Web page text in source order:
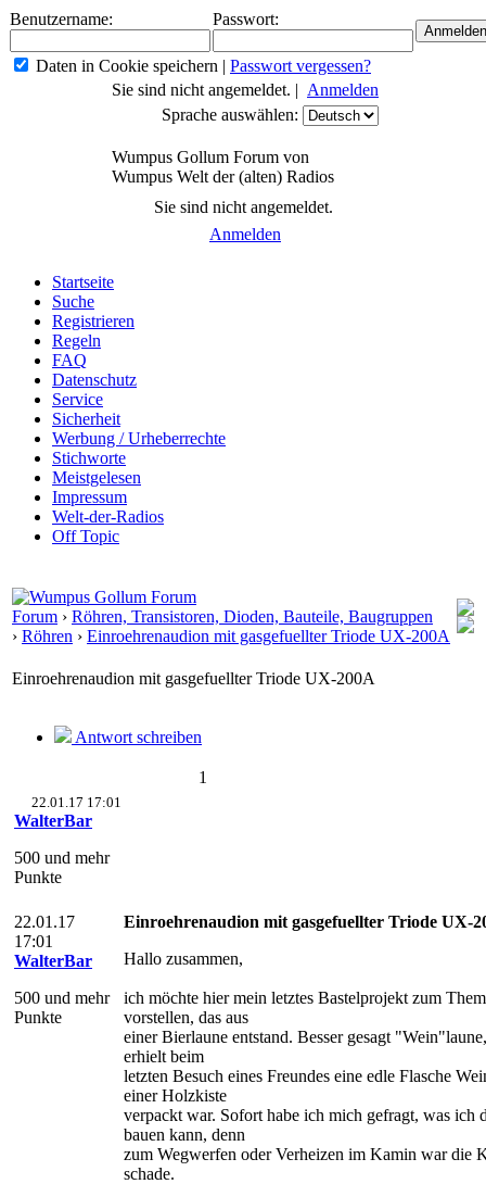
Benutzername: Passwort:
Daten in Cookie speichern | Passwort vergessen?
Sie sind nicht angemeldet. | Anmelden
Sprache auswählen:
Wumpus Gollum Forum von
Wumpus Welt der (alten) Radios
Sie sind nicht angemeldet.
Anmelden
Startseite
Suche
Registrieren
Regeln
FAQ
Datenschutz
Service
Sicherheit
Werbung / Urheberrechte
Stichworte
Meistgelesen
Impressum
Welt-der-Radios
Off Topic
Forum › Röhren, Transistoren, Dioden, Bauteile, Baugruppen
› Röhren › Einroehrenaudion mit gasgefuellter Triode UX-200A
Einroehrenaudion mit gasgefuellter Triode UX-200A
Antwort schreiben
1
22.01.17 17:01
WalterBar
500 und mehr
Punkte
22.01.17
17:01
WalterBar
500 und mehr
Punkte
Einroehrenaudion mit gasgefuellter Triode UX-
Hallo zusammen,
ich möchte hier mein letztes Bastelprojekt zum
vorstellen, das aus
einer Bierlaune entstand. Besser gesagt
erhielt beim
letzten Besuch eines Freundes eine edle Flasche
einer Holzkiste
verpackt war. Sofort habe ich mich gefragt, was ich
bauen kann, denn
zum Wegwerfen oder Verheizen im Kamin war die
schade.